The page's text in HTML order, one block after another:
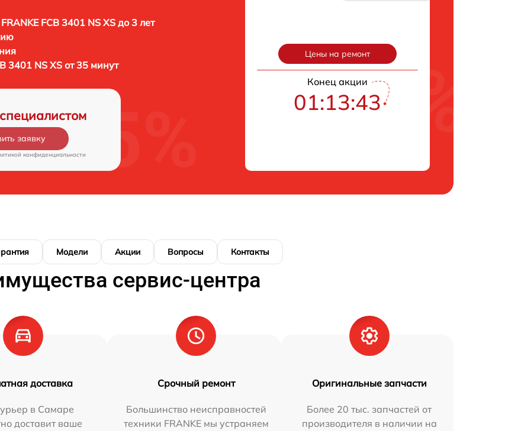
FCB 3401 NS XS до 3 лет
3401 NS XS от 35 минут
заявку
конфиденциальности
Цены на ремонт
Конец акции
01:13:42
Модели Акции Вопросы Контакты
сервис-центра
доставка
в Самаре
доставит ваше
Срочный ремонт
Большинство неисправностей
техники FRANKE мы устраняем
Оригинальные запчасти
Более 20 тыс. запчастей от
производителя в наличии на